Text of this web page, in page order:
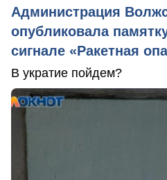
Администрация
опубликовала
сигнале «Ракетная
В укратие пойдем?